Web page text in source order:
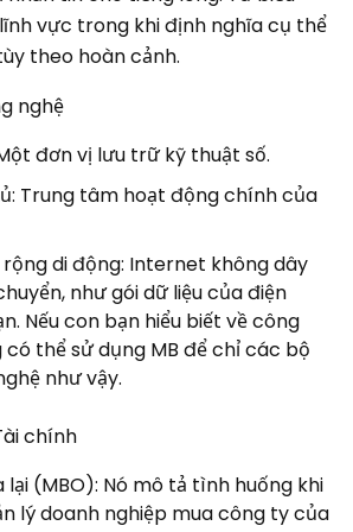
vực trong khi định nghĩa cụ thể
theo hoàn cảnh.
nghệ
đơn vị lưu trữ kỹ thuật số.
Trung tâm hoạt động chính của
di động: Internet không dây
như gói dữ liệu của điện
Nếu con bạn hiểu biết về công
có thể sử dụng MB để chỉ các bộ
như vậy.
chính
lại (MBO): Nó mô tả tình huống khi
lý doanh nghiệp mua công ty của